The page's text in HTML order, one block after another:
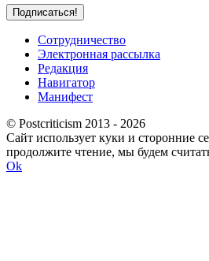
Сотрудничество
Электронная рассылка
Редакция
Навигатор
Манифест
© Postcriticism 2013 - 2026
Сайт использует куки и сторонние
продолжите чтение, мы будем
Ok